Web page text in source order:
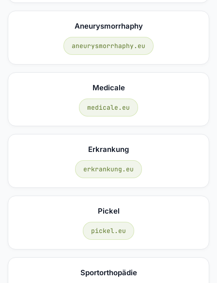
Aneurysmorrhaphy
aneurysmorrhaphy.eu
Medicale
medicale.eu
Erkrankung
erkrankung.eu
Pickel
pickel.eu
Sportorthopädie